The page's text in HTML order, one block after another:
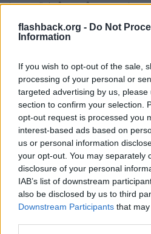
flashback.org - Do Not
Information
If you wish to opt-out of the sale,
processing of your personal or
targeted advertising by us,
section to confirm your selection.
opt-out request is processed you
interest-based ads based on
us or personal information
your opt-out. You may separately
disclosure of your personal
IAB’s list of downstream
also be disclosed by us to third
Downstream Participants that
lagarna är i någon mån en
här måste ju vara att undvika att
känns mer korrekt kan du ju alltid
statskupp.
2025-03-19, 10:53
Hominem
Medlem
Citat:
Ursprungligen postat av
Hur kan det vara en statskupp
styr i landet?
Citat:
Ursprungligen postat avstilicho